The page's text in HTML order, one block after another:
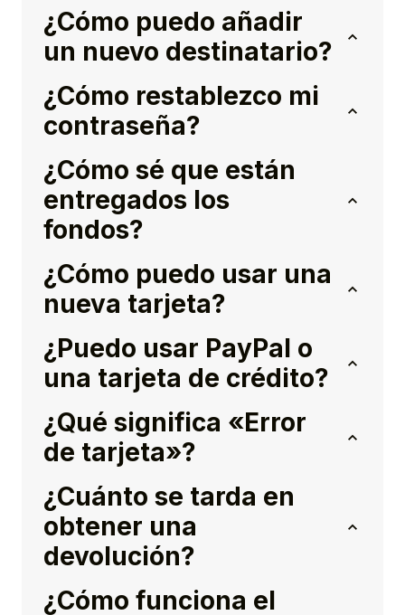
¿Cómo puedo añadir
un nuevo destinatario?
¿Cómo restablezco mi
contraseña?
¿Cómo sé que están
entregados los
fondos?
¿Cómo puedo usar una
nueva tarjeta?
¿Puedo usar PayPal o
una tarjeta de crédito?
¿Qué significa «Error
de tarjeta»?
¿Cuánto se tarda en
obtener una
devolución?
¿Cómo funciona el